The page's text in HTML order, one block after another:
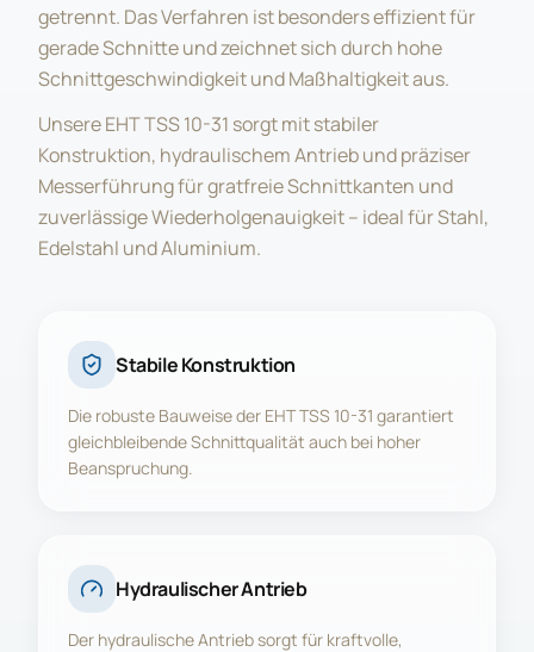
getrennt. Das Verfahren ist besonders effizient für
gerade Schnitte und zeichnet sich durch hohe
Schnittgeschwindigkeit und Maßhaltigkeit aus.
Unsere EHT TSS 10-31 sorgt mit stabiler
Konstruktion, hydraulischem Antrieb und präziser
Messerführung für gratfreie Schnittkanten und
zuverlässige Wiederholgenauigkeit – ideal für Stahl,
Edelstahl und Aluminium.
Stabile Konstruktion
Die robuste Bauweise der EHT TSS 10-31 garantiert
gleichbleibende Schnittqualität auch bei hoher
Beanspruchung.
Hydraulischer Antrieb
Der hydraulische Antrieb sorgt für kraftvolle,